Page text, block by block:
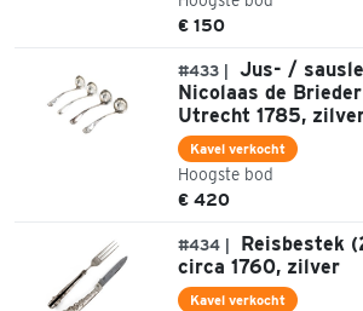
€ 150
#433 |
Jus- /
Nicolaas de
Utrecht 1785,
Kavel verkocht
Hoogste bod
€ 420
#434 |
Reisbestek
circa 1760, zilver
Kavel verkocht